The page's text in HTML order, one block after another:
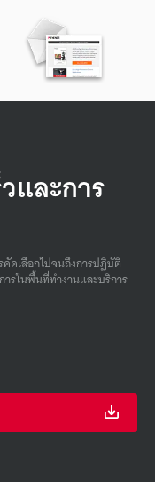
และการ
คัดเลือกไปจนถึงการปฏิบัติ
รในพื้นที่ทํางานและบริการ